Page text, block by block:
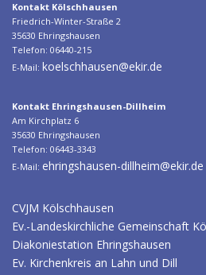
Kontakt Kölschhausen
Friedrich-Winter-Straße 2
35630 Ehringshausen
Telefon: 06440-215
E-Mail: koelschhausen@ekir.de
Kontakt Ehringshausen-Dillheim
Am Kirchplatz 6
35630 Ehringshausen
Telefon: 06443-3343
E-Mail: ehringshausen-dillheim@ekir.de
CVJM Kölschhausen
Ev.-Landeskirchliche Gemeinschaft
Diakoniestation Ehringshausen
Ev. Kirchenkreis an Lahn und Dill